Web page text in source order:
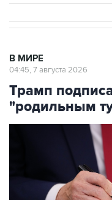
В МИРЕ
04:45, 7 августа 2026
Трамп
"родильным